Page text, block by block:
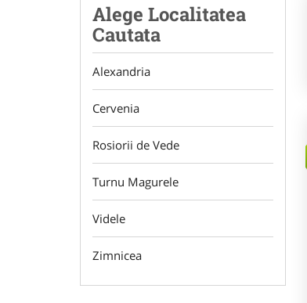
Alege Localitatea
Cautata
Alexandria
Cervenia
Rosiorii de Vede
Turnu Magurele
Videle
Zimnicea